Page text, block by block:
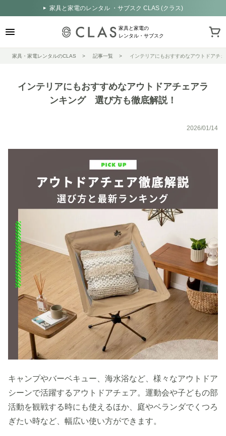
家具と家電のレンタル ・サブスク CLAS (クラス)
家具と家電の
レンタル・サブスク
家具・家電レンタルのCLAS 記事一覧 インテリアにもおすすめなアウトドアチ
インテリアにもおすすめなアウトドアチェアラ
ンキング 選び方も徹底解説！
2026/01/14
キャンプやバーベキュー、海水浴など、様々なアウトドア
シーンで活躍するアウトドアチェア。運動会や子どもの部
活動を観戦する時にも使えるほか、庭やベランダでくつろ
ぎたい時など、幅広い使い方ができます。